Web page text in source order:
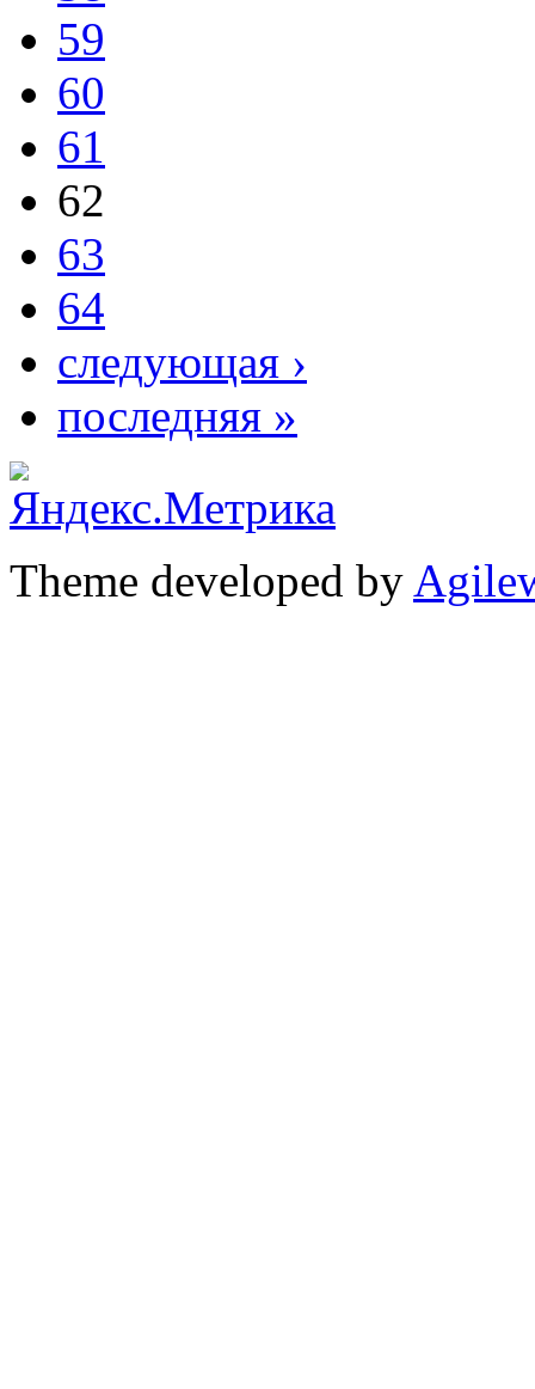
59
60
61
62
63
64
следующая ›
последняя »
Theme developed by